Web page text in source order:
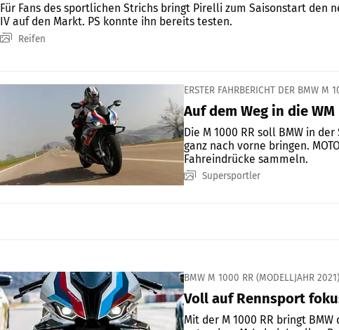
Für Fans des sportlichen Strichs bringt Pirelli zum Saisonstart den
IV auf den Markt. PS konnte ihn bereits testen.
Reifen
ERSTER FAHRBERICHT DER BMW M
Auf dem Weg in die WM
Die M 1000 RR soll BMW in
ganz nach vorne bringen.
Fahreindrücke sammeln.
Supersportler
BMW M 1000 RR (MODELLJAHR 2021)
Voll auf Rennsport
Mit der M 1000 RR bringt